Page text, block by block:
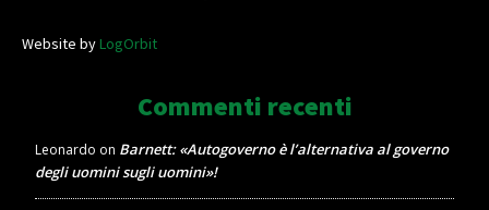
Website byLogOrbit
Commenti recenti
Leonardo on Barnett: «Autogoverno è l’alternativa al governo
degli uomini sugli uomini»!